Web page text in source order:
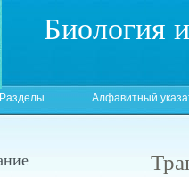
Биология
Разделы Алфавитный